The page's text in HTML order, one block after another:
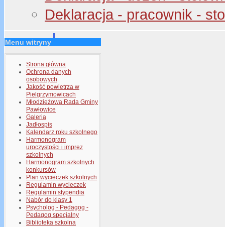
Deklaracja - pracownik -
Menu witryny
Strona główna
Ochrona danych
osobowych
Jakość powietrza w
Pielgrzymowicach
Młodzieżowa Rada Gminy
Pawłowice
Galeria
Jadłospis
Kalendarz roku szkolnego
Harmonogram
uroczystości i imprez
szkolnych
Harmonogram szkolnych
konkursów
Plan wycieczek szkolnych
Regulamin wycieczek
Regulamin stypendia
Nabór do klasy 1
Psycholog - Pedagog -
Pedagog specjalny
Biblioteka szkolna